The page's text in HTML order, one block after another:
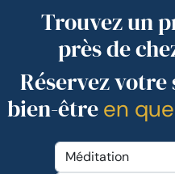
Trouvez un
près de
Réservez votre
bien-êtreen